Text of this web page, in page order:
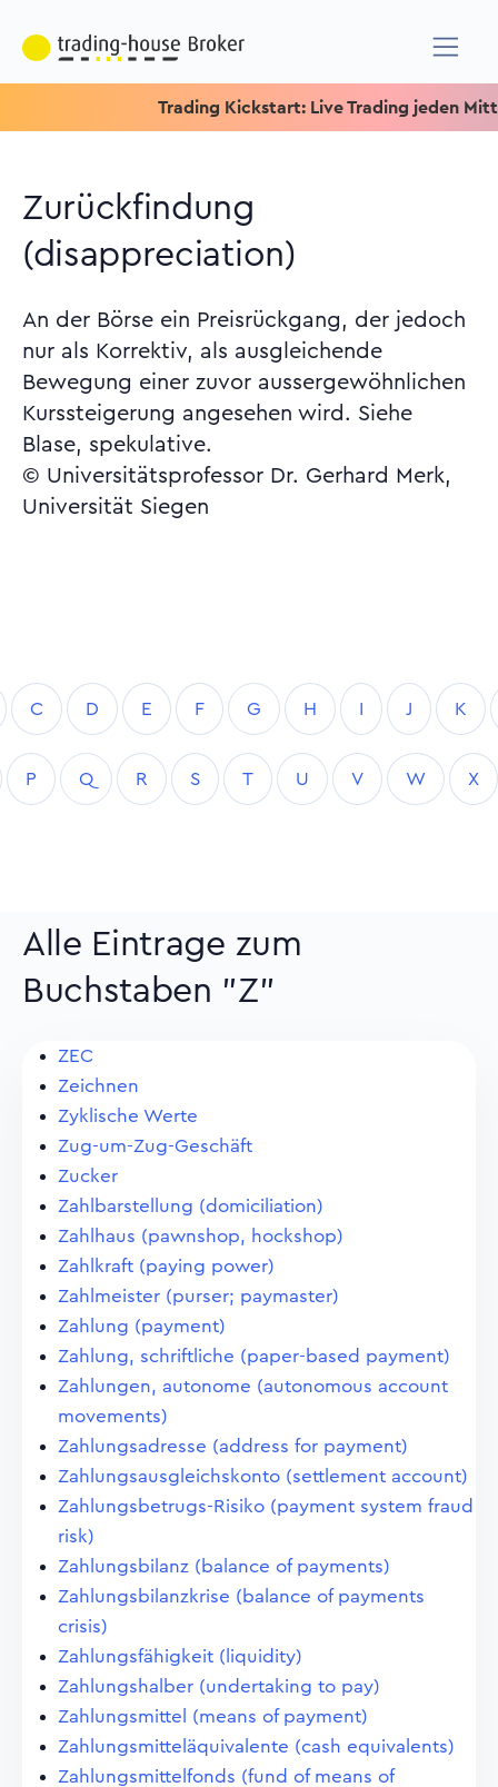
Trading Kickstart: Live Trading jeden
Zurückfindung
(disappreciation)
An der Börse ein Preisrückgang, der jedoch
nur als Korrektiv, als ausgleichende
Bewegung einer zuvor aussergewöhnlichen
Kurssteigerung angesehen wird. Siehe
Blase, spekulative.
© Universitätsprofessor Dr. Gerhard Merk,
Universität Siegen
C D E F G H I J K
P Q R S T U V W X
Alle Eintrage zum
Buchstaben "Z"
ZEC
Zeichnen
Zyklische Werte
Zug-um-Zug-Geschäft
Zucker
Zahlbarstellung (domiciliation)
Zahlhaus (pawnshop, hockshop)
Zahlkraft (paying power)
Zahlmeister (purser; paymaster)
Zahlung (payment)
Zahlung, schriftliche (paper-based payment)
Zahlungen, autonome (autonomous account
movements)
Zahlungsadresse (address for payment)
Zahlungsausgleichskonto (settlement account)
Zahlungsbetrugs-Risiko (payment system fraud
risk)
Zahlungsbilanz (balance of payments)
Zahlungsbilanzkrise (balance of payments
crisis)
Zahlungsfähigkeit (liquidity)
Zahlungshalber (undertaking to pay)
Zahlungsmittel (means of payment)
Zahlungsmitteläquivalente (cash equivalents)
Zahlungsmittelfonds (fund of means of